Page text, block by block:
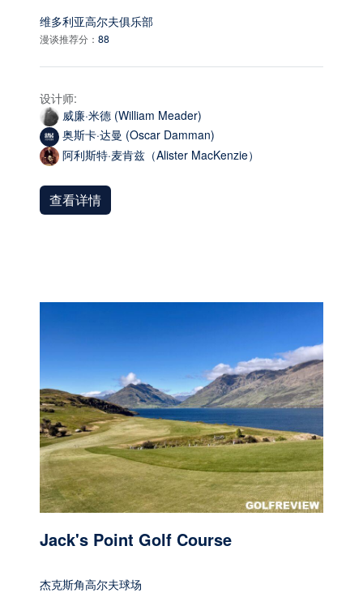
维多利亚高尔夫俱乐部
漫谈推荐分： 88
设计师:
威廉·米德 (William Meader)
奥斯卡·达曼 (Oscar Damman)
阿利斯特·麦肯兹（Alister MacKenzie）
查看详情
Jack's Point Golf Course
杰克斯角高尔夫球场